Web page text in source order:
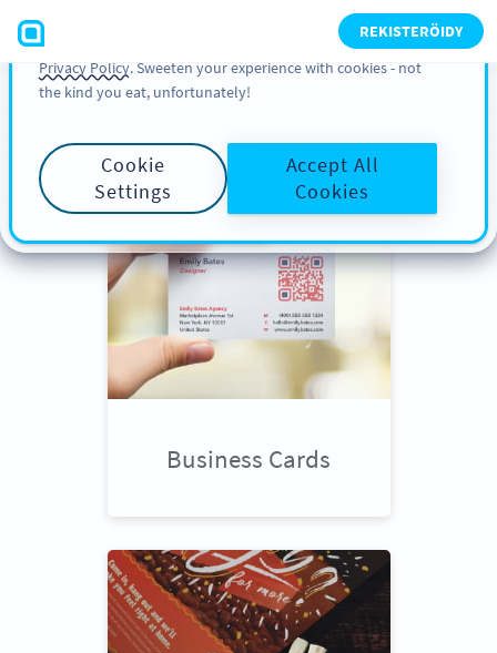
REKISTERÖIDY
Scroll down
to see QR Code use
cases
Business Cards
You can also find more information about cookies, our
analytic activities and your rights in our
Cookie Policyand
Privacy Policy. Sweeten your experience with cookies - not
the kind you eat, unfortunately!
Cookie
Settings
Accept All
Cookies